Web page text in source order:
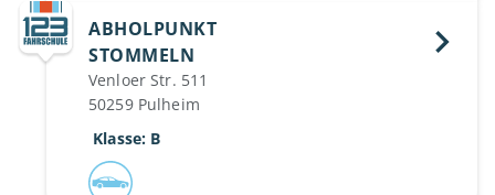
ABHOLPUNKT
STOMMELN
Venloer Str. 511
50259 Pulheim
Klasse: B